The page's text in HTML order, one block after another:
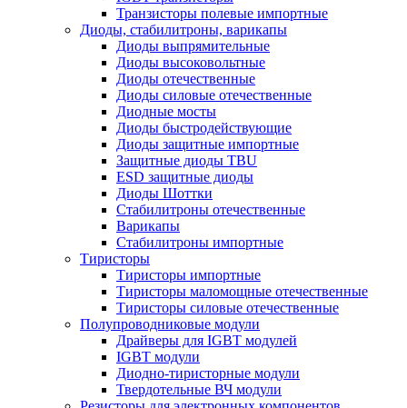
Транзисторы полевые импортные
Диоды, стабилитроны, варикапы
Диоды выпрямительные
Диоды высоковольтные
Диоды отечественные
Диоды силовые отечественные
Диодные мосты
Диоды быстродействующие
Диоды защитные импортные
Защитные диоды TBU
ESD защитные диоды
Диоды Шоттки
Стабилитроны отечественные
Варикапы
Стабилитроны импортные
Тиристоры
Тиристоры импортные
Тиристоры маломощные отечественные
Тиристоры силовые отечественные
Полупроводниковые модули
Драйверы для IGBT модулей
IGBT модули
Диодно-тиристорные модули
Твердотельные ВЧ модули